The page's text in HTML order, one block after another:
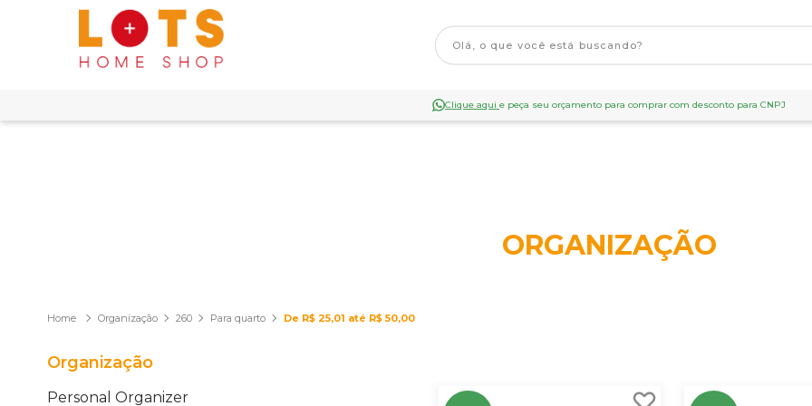
Clique aqui e peça seu orçamento para comprar com desconto para CNPJ
ORGANIZAÇÃO
Organização 260 Para quarto De R$ 25,01 até R$ 50,00
Organização
Personal Organizer